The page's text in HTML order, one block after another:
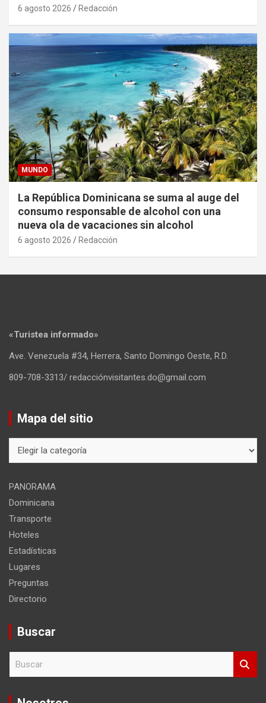
6 agosto 2026 Redacción
MUNDO
La República Dominicana se suma al auge del
consumo responsable de alcohol con una
nueva ola de vacaciones sin alcohol
6 agosto 2026 Redacción
«Turistea informado»
Ave. Venezuela #34, Herrera, Santo Domingo Oeste, R.D.
809-708-3313/ redacciónvisitantes.do@gmail.com
Mapa del sitio
del
PANORAMA
Dominicana
Transporte
Hoteles
Estadísticas
Lugares
Preguntas
Directorio
Buscar
c